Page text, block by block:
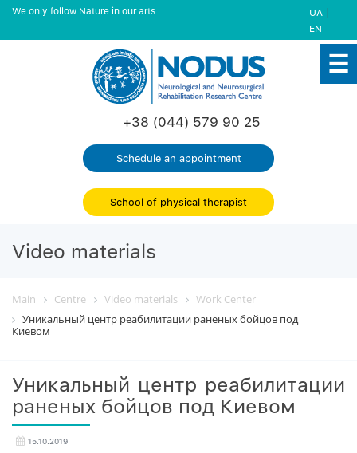
We only follow Nature in our arts UA |
EN
+38 (044) 579 90 25
Schedule an appointment
School of physical therapist
Video materials
Main Centre Video materials
Work Center
Уникальный центр реабилитации раненых бойцов под
Киевом
Уникальный центр реабилитации
раненых бойцов под Киевом
15.10.2019